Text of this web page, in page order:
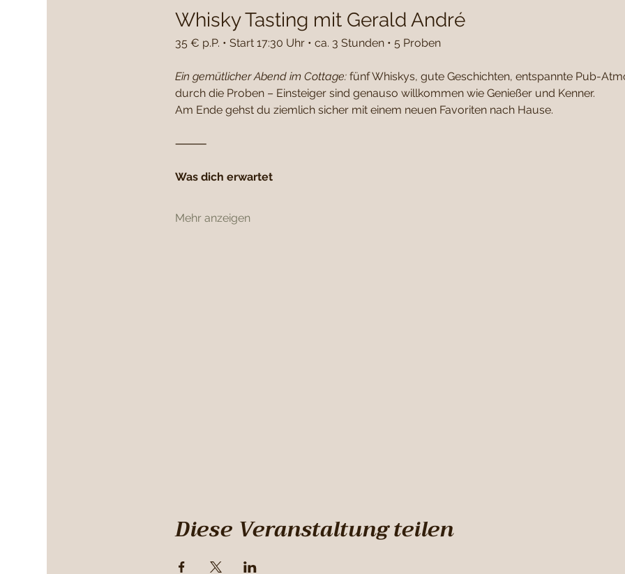
Whisky Tasting mit Gerald André
35 € p.P. • Start 17:30 Uhr • ca. 3 Stunden • 5 Proben
Ein gemütlicher Abend im Cottage: fünf Whiskys, gute Geschichten, entspannte Pub-
durch die Proben – Einsteiger sind genauso willkommen wie Genießer und Kenner.
Am Ende gehst du ziemlich sicher mit einem neuen Favoriten nach Hause.
⸻
Was dich erwartet
Mehr anzeigen
Diese Veranstaltung teilen